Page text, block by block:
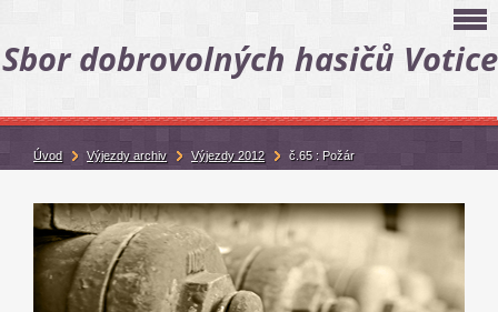
Sbor dobrovolných hasičů Votice
Úvod Výjezdy archiv Výjezdy 2012 č.65 : Požár